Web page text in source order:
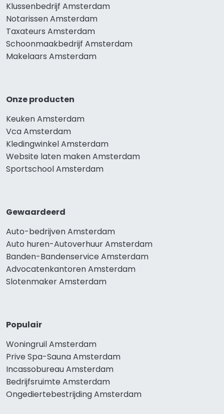
Klussenbedrijf Amsterdam
Notarissen Amsterdam
Taxateurs Amsterdam
Schoonmaakbedrijf Amsterdam
Makelaars Amsterdam
Onze producten
Keuken Amsterdam
Vca Amsterdam
Kledingwinkel Amsterdam
Website laten maken Amsterdam
Sportschool Amsterdam
Gewaardeerd
Auto-bedrijven Amsterdam
Auto huren-Autoverhuur Amsterdam
Banden-Bandenservice Amsterdam
Advocatenkantoren Amsterdam
Slotenmaker Amsterdam
Populair
Woningruil Amsterdam
Prive Spa-Sauna Amsterdam
Incassobureau Amsterdam
Bedrijfsruimte Amsterdam
Ongediertebestrijding Amsterdam